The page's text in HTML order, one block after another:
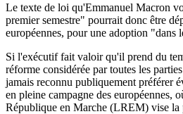
Le texte de loi qu'Emmanuel Macron
premier semestre" pourrait donc être
européennes, pour une adoption "dans
Si l'exécutif fait valoir qu'il prend du
réforme considérée par toutes les
jamais reconnu publiquement préférer
en pleine campagne des européennes,
République en Marche (LREM) vise la